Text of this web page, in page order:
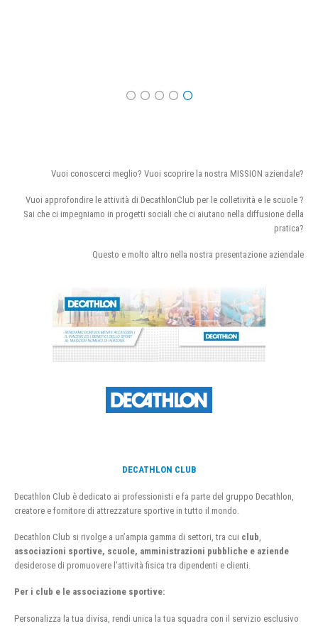
Vuoi conoscerci meglio? Vuoi scoprire la nostra MISSION aziendale?
Vuoi approfondire le attività di DecathlonClub per le colletività e le scuole ?
Sai che ci impegniamo in progetti sociali che ci aiutano nella diffusione della
pratica?
Questo e molto altro nella nostra presentazione aziendale
DECATHLON CLUB
Decathlon Club è dedicato ai professionisti e fa parte del gruppo Decathlon,
creatore e fornitore di attrezzature sportive in tutto il mondo.
Decathlon Club si rivolge a un’ampia gamma di settori, tra cui club
associazioni sportive, scuole, amministrazioni pubbliche e aziende
desiderose di promuovere l’attività fisica tra dipendenti e clienti.
Per i club e le associazione sportive:
Personalizza la tua divisa, rendi unica la tua squadra con il servizio esclusivo